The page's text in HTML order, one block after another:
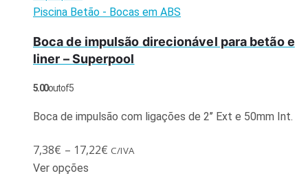
Piscina Betão - Bocas em ABS
Boca de impulsão direcionável para betão e
liner – Superpool
5.00out of 5
Boca de impulsão com ligações de 2’’ Ext e 50mm Int.
7,38€ – 17,22€ C/IVA
Ver opções